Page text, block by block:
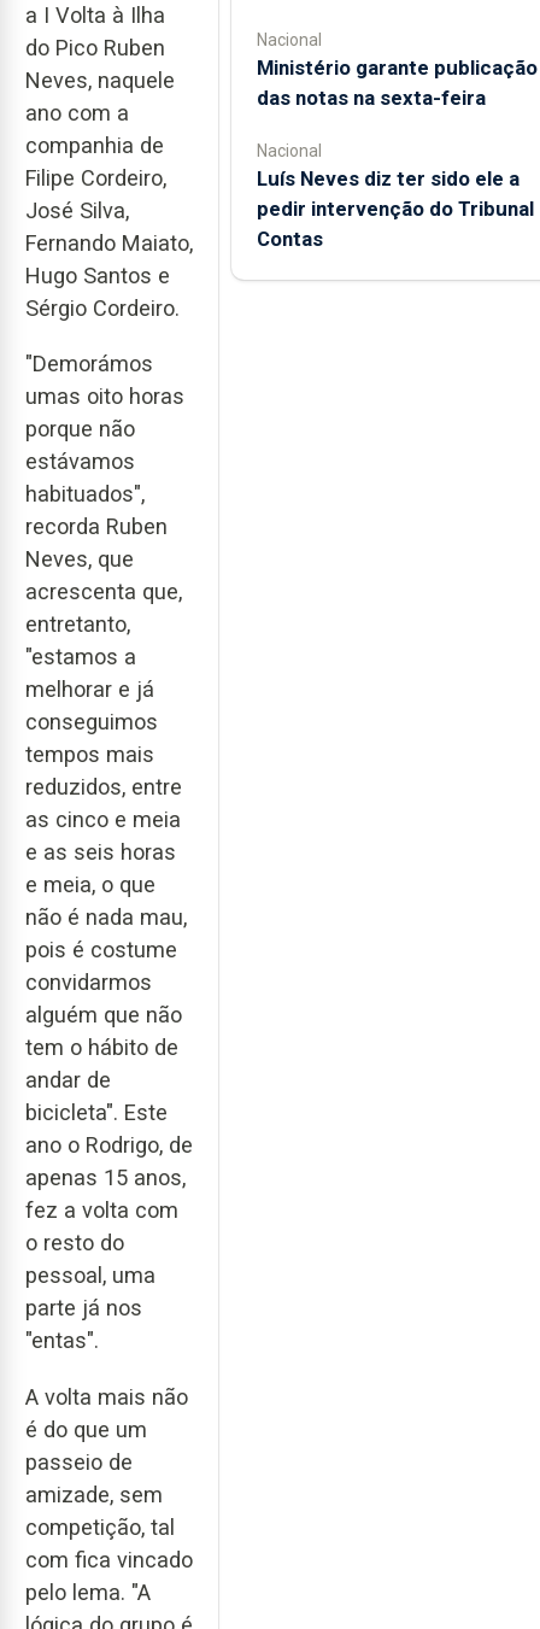
a I Volta à Ilha
do Pico Ruben
Neves, naquele
ano com a
companhia de
Filipe Cordeiro,
José Silva,
Fernando Maiato,
Hugo Santos e
Sérgio Cordeiro.
"Demorámos
umas oito horas
porque não
estávamos
habituados",
recorda Ruben
Neves, que
acrescenta que,
entretanto,
"estamos a
melhorar e já
conseguimos
tempos mais
reduzidos, entre
as cinco e meia
e as seis horas
e meia, o que
não é nada mau,
pois é costume
convidarmos
alguém que não
tem o hábito de
andar de
bicicleta". Este
ano o Rodrigo, de
apenas 15 anos,
fez a volta com
o resto do
pessoal, uma
parte já nos
"entas".
A volta mais não
é do que um
passeio de
amizade, sem
competição, tal
com fica vincado
pelo lema. "A
Nacional
Ministério garante publicação
das notas na sexta-feira
Nacional
Luís Neves diz ter sido ele a
pedir intervenção do Tribunal
Contas